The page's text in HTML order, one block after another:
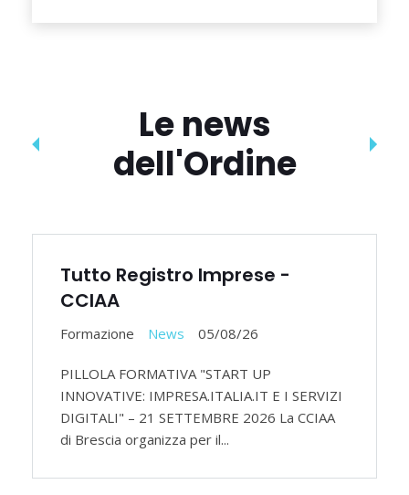
Le news
dell'Ordine
Tutto Registro Imprese -
CCIAA
Formazione News 05/08/26
PILLOLA FORMATIVA "START UP
INNOVATIVE: IMPRESA.ITALIA.IT E I SERVIZI
DIGITALI" – 21 SETTEMBRE 2026 La CCIAA
di Brescia organizza per il...